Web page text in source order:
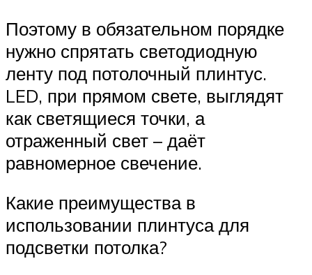
Поэтому в обязательном порядке
нужно спрятать светодиодную
ленту под потолочный плинтус.
LED, при прямом свете, выглядят
как светящиеся точки, а
отраженный свет – даёт
равномерное свечение.
Какие преимущества в
использовании плинтуса для
подсветки потолка?